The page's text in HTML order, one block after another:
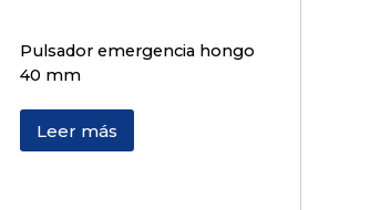
Pulsador emergencia hongo
40 mm
Leer más